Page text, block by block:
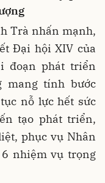
Trà nhấn mạnh,
Đại hội XIV của
đoạn phát triển
mang tính bước
nỗ lực hết sức
tạo phát triển,
phục vụ Nhân
6 nhiệm vụ trọng